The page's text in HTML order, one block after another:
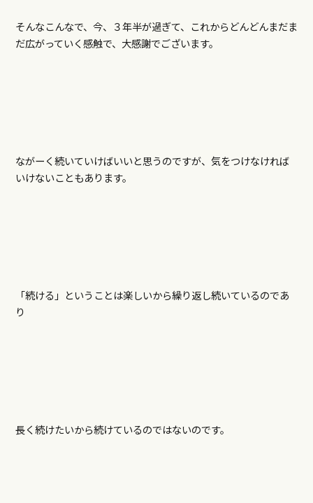
そんなこんなで、今、３年半が過ぎて、これからどんどんまだま
だ広がっていく感触で、大感謝でございます。
ながーく続いていけばいいと思うのですが、気をつけなければ
いけないこともあります。
「続ける」ということは楽しいから繰り返し続いているのであ
り
長く続けたいから続けているのではないのです。